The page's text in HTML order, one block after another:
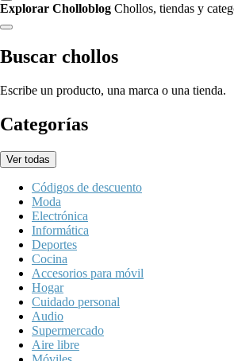
Explorar Cholloblog Chollos, tiendas y
Buscar chollos
Escribe un producto, una marca o una tienda.
Categorías
Ver todas
Códigos de descuento
Moda
Electrónica
Informática
Deportes
Cocina
Accesorios para móvil
Hogar
Cuidado personal
Audio
Supermercado
Aire libre